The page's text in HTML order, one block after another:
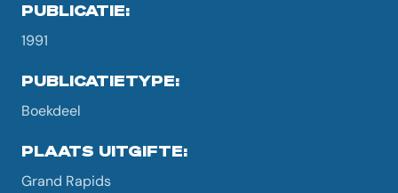
PUBLICATIE:
1991
PUBLICATIETYPE:
Boekdeel
PLAATS UITGIFTE:
Grand Rapids